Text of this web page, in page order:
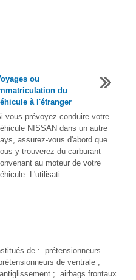
ou
du
à l'étranger
vous prévoyez conduire votre
NISSAN dans un autre
assurez-vous d'abord que
y trouverez du carburant
au moteur de votre
L'utilisati ...
de : prétensionneurs
de ventrale ;
; airbags frontaux